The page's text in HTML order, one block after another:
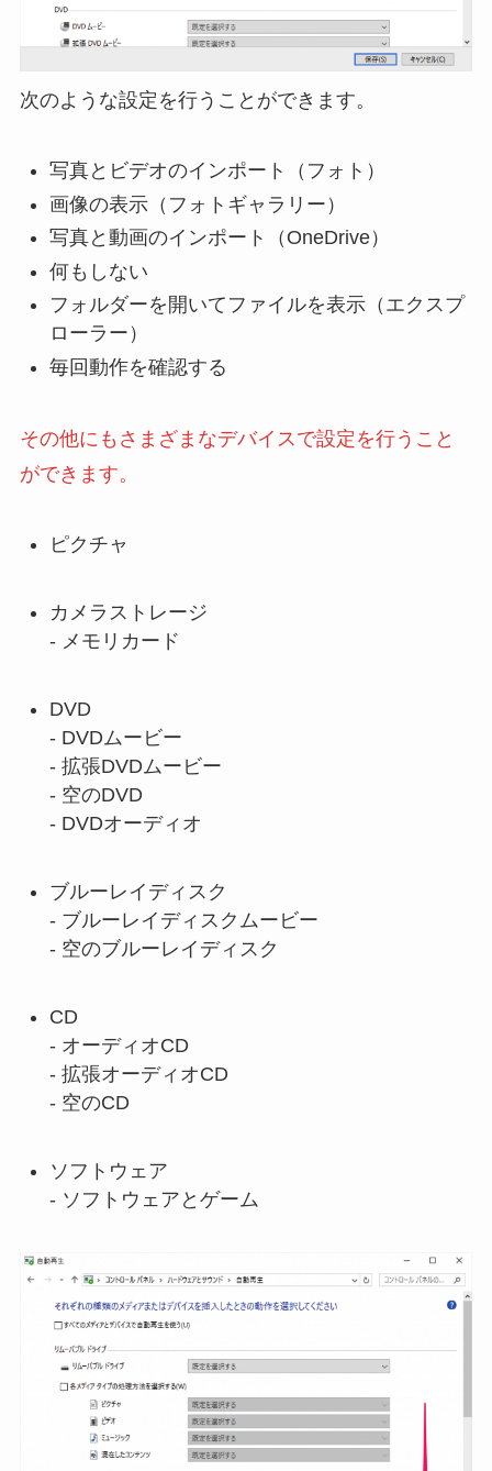
次のような設定を行うことができます。
写真とビデオのインポート（フォト）
画像の表示（フォトギャラリー）
写真と動画のインポート（OneDrive）
何もしない
フォルダーを開いてファイルを表示（エクスプ
ローラー）
毎回動作を確認する
その他にもさまざまなデバイスで設定を行うこと
ができます。
ピクチャ
カメラストレージ
- メモリカード
DVD
- DVDムービー
- 拡張DVDムービー
- 空のDVD
- DVDオーディオ
ブルーレイディスク
- ブルーレイディスクムービー
- 空のブルーレイディスク
CD
- オーディオCD
- 拡張オーディオCD
- 空のCD
ソフトウェア
- ソフトウェアとゲーム